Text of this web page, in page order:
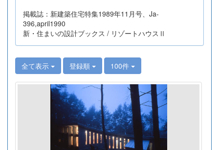
掲載誌：新建築住宅特集1989年11月号、Ja-
396,april1990
新・住まいの設計ブックス / リゾートハウスⅡ
全て表示 登録順 100件